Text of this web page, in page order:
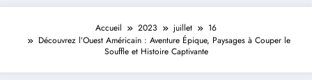
Accueil 2023 juillet
16
Découvrez l’Ouest Américain : Aventure Épique, Paysages à Couper le
Souffle et Histoire Captivante